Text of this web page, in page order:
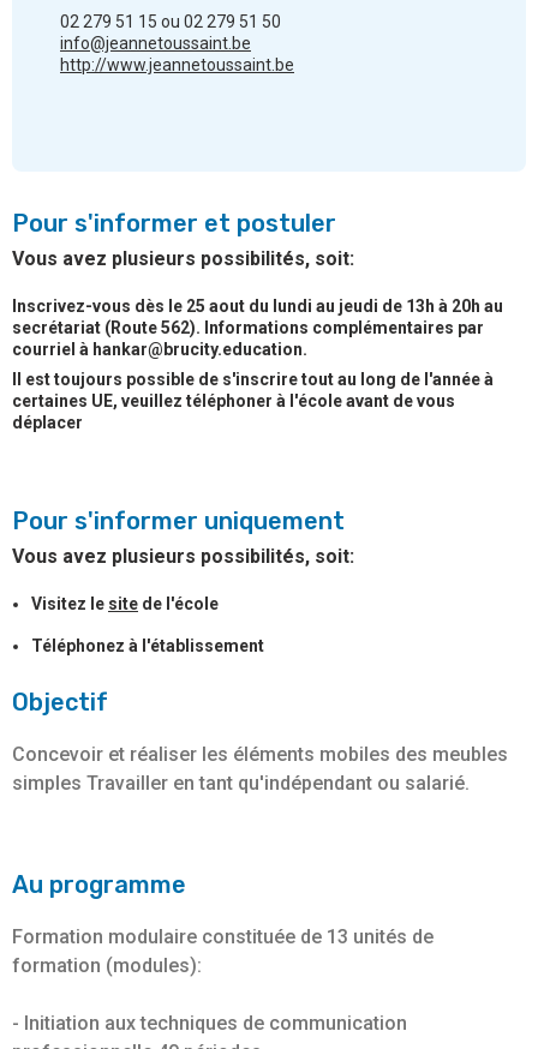
Objectif
Concevoir et réaliser les éléments mobiles des meubles
simples Travailler en tant qu'indépendant ou salarié.
Au programme
Formation modulaire constituée de 13 unités de
formation (modules):
- Initiation aux techniques de communication
02 279 51 15 ou 02 279 51 50
info@jeannetoussaint.be
http://www.jeannetoussaint.be
Pour s'informer et postuler
Vous avez plusieurs possibilités, soit:
Inscrivez-vous dès le 25 aout du lundi au jeudi de 13h à 20h au
secrétariat (Route 562). Informations complémentaires par
courriel à hankar@brucity.education.
Il est toujours possible de s'inscrire tout au long de l'année à
certaines UE, veuillez téléphoner à l'école avant de vous
déplacer
Pour s'informer uniquement
Vous avez plusieurs possibilités, soit:
Visitez le site de l'école
Téléphonez à l'établissement